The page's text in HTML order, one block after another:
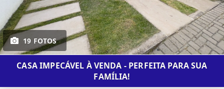
19 FOTOS
CASA IMPECÁVEL À VENDA - PERFEITA PARA SUA
FAMÍLIA!